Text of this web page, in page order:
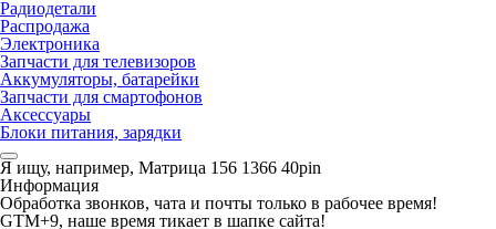
Радиодетали
Распродажа
Электроника
Запчасти для телевизоров
Аккумуляторы, батарейки
Запчасти для смартофонов
Аксессуары
Блоки питания, зарядки
Я ищу, например, Матрица 156 1366 40pin
Информация
Обработка звонков, чата и почты только в рабочее время!
GTM+9, наше время тикает в шапке сайта!